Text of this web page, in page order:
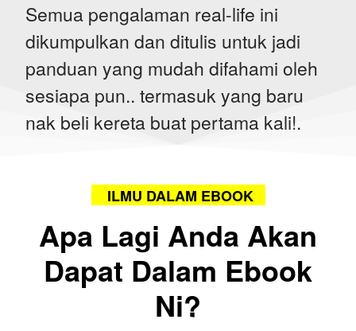
Semua pengalaman real-life ini
dikumpulkan dan ditulis untuk jadi
panduan yang mudah difahami oleh
sesiapa pun.. termasuk yang baru
nak beli kereta buat pertama kali!.
ILMU DALAM EBOOK
Apa Lagi Anda Akan
Dapat Dalam Ebook
Ni?